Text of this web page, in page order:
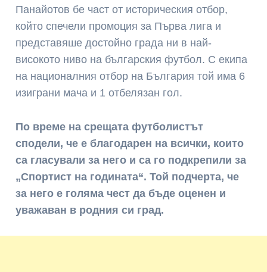
Панайотов бе част от историческия отбор,
който спечели промоция за Първа лига и
представяше достойно града ни в най-
високото ниво на българския футбол. С екипа
на националния отбор на България той има 6
изиграни мача и 1 отбелязан гол.
По време на срещата футболистът
сподели, че е благодарен на всички, които
са гласували за него и са го подкрепили за
„Спортист на годината“. Той подчерта, че
за него е голяма чест да бъде оценен и
уважаван в родния си град.